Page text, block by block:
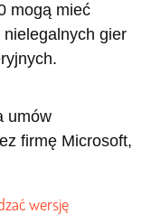
mogą mieć
gier
umów
firmę Microsoft,
wersję